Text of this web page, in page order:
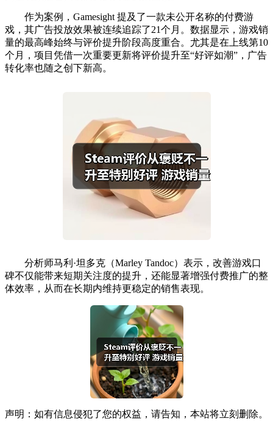
作为案例，Gamesight 提及了一款未公开名称的付费游
戏，其广告投放效果被连续追踪了21个月。数据显示，游戏销
量的最高峰始终与评价提升阶段高度重合。尤其是在上线第10
个月，项目凭借一次重要更新将评价提升至“好评如潮”，广告
转化率也随之创下新高。
分析师马利·坦多克（Marley Tandoc）表示，改善游戏口
碑不仅能带来短期关注度的提升，还能显著增强付费推广的整
体效率，从而在长期内维持更稳定的销售表现。
声明：如有信息侵犯了您的权益，请告知，本站将立刻删除。